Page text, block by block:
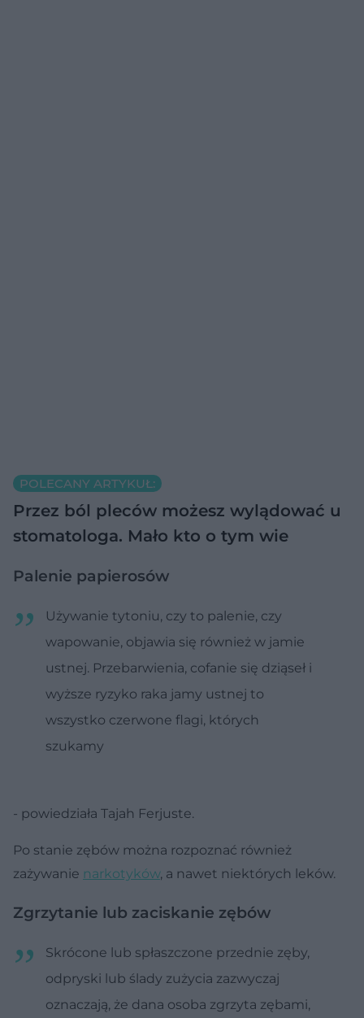
POLECANY ARTYKUŁ:
Przez ból pleców możesz wylądować u
stomatologa. Mało kto o tym wie
Palenie papierosów
Używanie tytoniu, czy to palenie, czy
wapowanie, objawia się również w jamie
ustnej. Przebarwienia, cofanie się dziąseł i
wyższe ryzyko raka jamy ustnej to
wszystko czerwone flagi, których
szukamy
- powiedziała Tajah Ferjuste.
Po stanie zębów można rozpoznać również
zażywanie narkotyków, a nawet niektórych leków.
Zgrzytanie lub zaciskanie zębów
Skrócone lub spłaszczone przednie zęby,
odpryski lub ślady zużycia zazwyczaj
oznaczają, że dana osoba zgrzyta zębami,